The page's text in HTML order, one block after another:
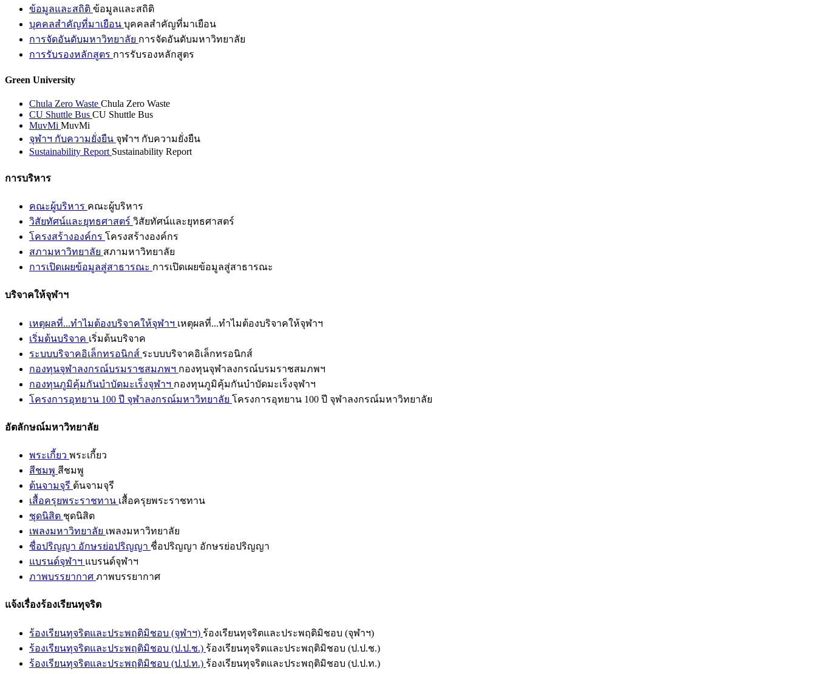
ข้อมูลและสถิติ ข้อมูลและสถิติ
บุคคลสำคัญที่มาเยือน บุคคลสำคัญที่มาเยือน
การจัดอันดับมหาวิทยาลัย การจัดอันดับมหาวิทยาลัย
การรับรองหลักสูตร การรับรองหลักสูตร
Green University
Chula Zero Waste Chula Zero Waste
CU Shuttle Bus CU Shuttle Bus
MuvMi MuvMi
จุฬาฯ กับความยั่งยืน จุฬาฯ กับความยั่งยืน
Sustainability Report Sustainability Report
การบริหาร
คณะผู้บริหาร คณะผู้บริหาร
วิสัยทัศน์และยุทธศาสตร์ วิสัยทัศน์และยุทธศาสตร์
โครงสร้างองค์กร โครงสร้างองค์กร
สภามหาวิทยาลัย สภามหาวิทยาลัย
การเปิดเผยข้อมูลสู่สาธารณะ การเปิดเผยข้อมูลสู่สาธารณะ
บริจาคให้จุฬาฯ
เหตุผลที่...ทำไมต้องบริจาคให้จุฬาฯ เหตุผลที่...ทำไมต้องบริจาคให้จุฬาฯ
เริ่มต้นบริจาค เริ่มต้นบริจาค
ระบบบริจาคอิเล็กทรอนิกส์ ระบบบริจาคอิเล็กทรอนิกส์
กองทุนจุฬาลงกรณ์บรมราชสมภพฯ กองทุนจุฬาลงกรณ์บรมราชสมภพฯ
กองทุนภูมิคุ้มกันบำบัดมะเร็งจุฬาฯ กองทุนภูมิคุ้มกันบำบัดมะเร็งจุฬาฯ
โครงการอุทยาน 100 ปี จุฬาลงกรณ์มหาวิทยาลัย โครงการอุทยาน 100 ปี จุฬาลงกรณ์มหาวิทยาลัย
อัตลักษณ์มหาวิทยาลัย
พระเกี้ยว พระเกี้ยว
สีชมพู สีชมพู
ต้นจามจุรี ต้นจามจุรี
เสื้อครุยพระราชทาน เสื้อครุยพระราชทาน
ชุดนิสิต ชุดนิสิต
เพลงมหาวิทยาลัย เพลงมหาวิทยาลัย
ชื่อปริญญา อักษรย่อปริญญา ชื่อปริญญา อักษรย่อปริญญา
แบรนด์จุฬาฯ แบรนด์จุฬาฯ
ภาพบรรยากาศ ภาพบรรยากาศ
แจ้งเรื่องร้องเรียนทุจริต
ร้องเรียนทุจริตและประพฤติมิชอบ (จุฬาฯ) ร้องเรียนทุจริตและประพฤติมิชอบ (จุฬาฯ)
ร้องเรียนทุจริตและประพฤติมิชอบ (ป.ป.ช.) ร้องเรียนทุจริตและประพฤติมิชอบ (ป.ป.ช.)
ร้องเรียนทุจริตและประพฤติมิชอบ (ป.ป.ท.) ร้องเรียนทุจริตและประพฤติมิชอบ (ป.ป.ท.)